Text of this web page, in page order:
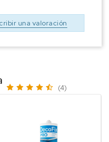
una valoración
(4)